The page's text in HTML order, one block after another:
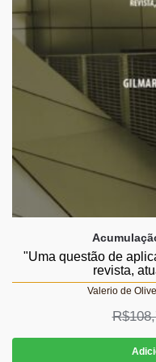
"Uma questão de
revista,
Valerio de
R$